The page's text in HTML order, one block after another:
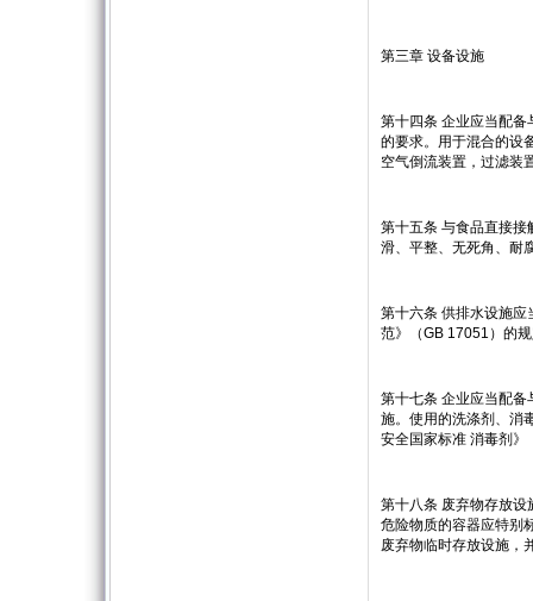
第三章 设备设施
第十四条 企业应当配
的要求。用于混合的设
空气倒流装置，过滤装
第十五条 与食品直接
滑、平整、无死角、耐
第十六条 供排水设施
范》（GB 17051）的
第十七条 企业应当配
施。使用的洗涤剂、消
安全国家标准 消毒剂
第十八条 废弃物存放
危险物质的容器应特别
废弃物临时存放设施，